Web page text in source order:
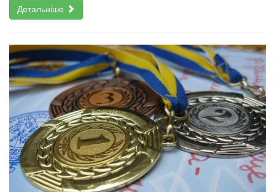
Детальніше